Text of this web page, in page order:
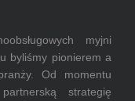
myjni
byliśmy pionierem a
Od momentu
strategię